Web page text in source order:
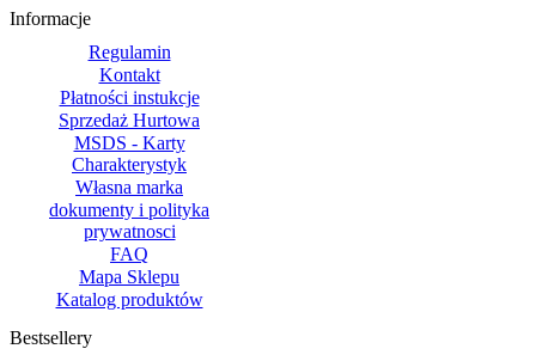
Informacje
Regulamin
Kontakt
Płatności instukcje
Sprzedaż Hurtowa
MSDS - Karty
Charakterystyk
Własna marka
dokumenty i polityka
prywatnosci
FAQ
Mapa Sklepu
Katalog produktów
Bestsellery